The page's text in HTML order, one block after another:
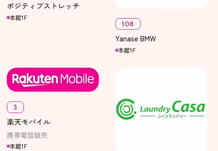
ポジティブストレッチ
本館1F
108
Yanase BMW
本館1F
3
楽天モバイル
携帯電話販売
本館1F